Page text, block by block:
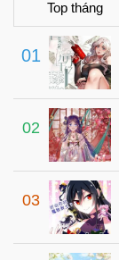
Chapter 21
Chapter 20
Chapter 19
Chapter 18
Chapter 17
Chapter 16
Chapter 15
Chapter 14
Chapter 13
Top tháng
01
02
03